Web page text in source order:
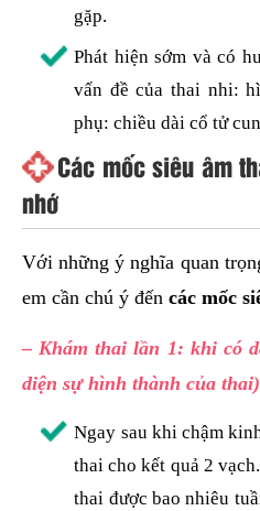
gặp.
Phát hiện sớm và có
vấn đề của thai nhi:
phụ: chiều dài cổ tử
Các mốc siêu âm
nhớ
Với những ý nghĩa quan
em cần chú ý đến các mốc
– Khám thai lần 1: khi có
diện sự hình thành của thai)
Ngay sau khi chậm
thai cho kết quả 2
thai được bao nhiêu